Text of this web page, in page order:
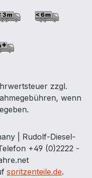
zzgl.
wenn
| Rudolf-Diesel-
+49 (0)2222 -
spritzenteile.de.